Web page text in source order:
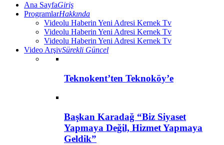
Ana SayfaGiriş
ProgramlarHakkında
Videolu Haberin Yeni Adresi Kernek Tv
Videolu Haberin Yeni Adresi Kernek Tv
Videolu Haberin Yeni Adresi Kernek Tv
Video ArşivSürekli Güncel
Teknokent’ten Teknoköy’e
Başkan Karadağ “Biz Siyaset
Yapmaya Değil, Hizmet Yapmaya
Geldik”